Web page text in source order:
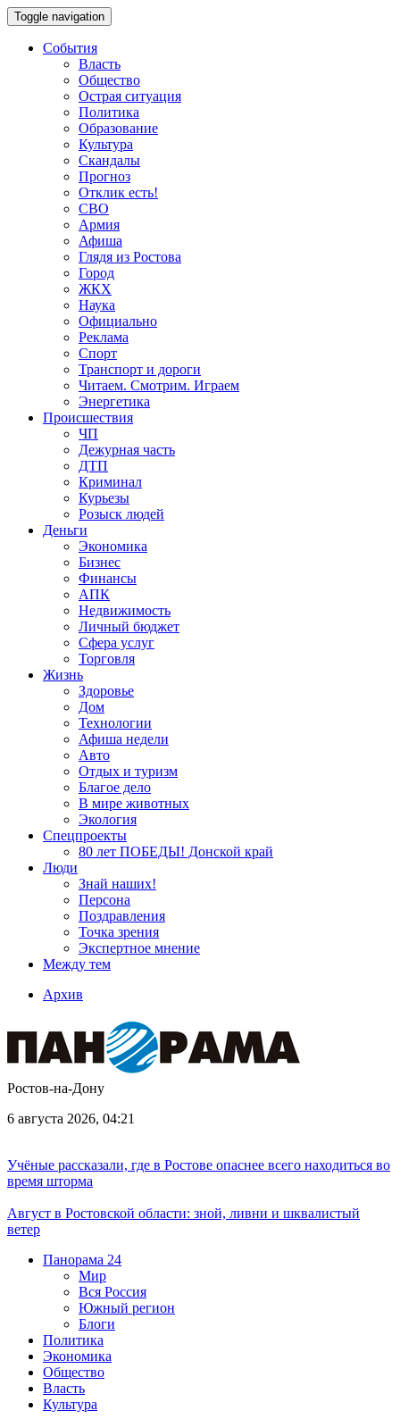
Toggle navigation
События
Власть
Общество
Острая ситуация
Политика
Образование
Культура
Скандалы
Прогноз
Отклик есть!
СВО
Армия
Афиша
Глядя из Ростова
Город
ЖКХ
Наука
Официально
Реклама
Спорт
Транспорт и дороги
Читаем. Смотрим. Играем
Энергетика
Происшествия
ЧП
Дежурная часть
ДТП
Криминал
Курьезы
Розыск людей
Деньги
Экономика
Бизнес
Финансы
АПК
Недвижимость
Личный бюджет
Сфера услуг
Торговля
Жизнь
Здоровье
Дом
Технологии
Афиша недели
Авто
Отдых и туризм
Благое дело
В мире животных
Экология
Спецпроекты
80 лет ПОБЕДЫ! Донской край
Люди
Знай наших!
Персона
Поздравления
Точка зрения
Экспертное мнение
Между тем
Архив
Ростов-на-Дону
6 августа 2026, 04:21
Учёные рассказали, где в Ростове опаснее всего находиться во
время шторма
Август в Ростовской области: зной, ливни и шквалистый
ветер
Панорама 24
Мир
Вся Россия
Южный регион
Блоги
Политика
Экономика
Общество
Власть
Культура